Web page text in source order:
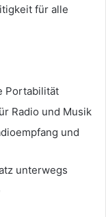
für alle
Portabilität
Radio und Musik
und
unterwegs